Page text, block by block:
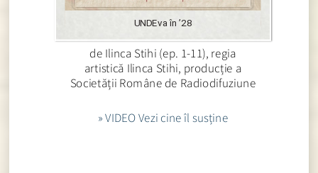
UNDEva în ’28
de Ilinca Stihi (ep. 1-11), regia
artistică Ilinca Stihi, producție a
Societății Române de Radiodifuziune
» VIDEO Vezi cine îl susține